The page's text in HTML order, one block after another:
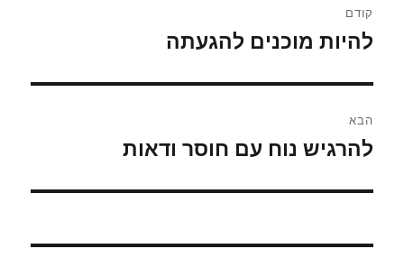
קודם
הפוסט
להיות מוכנים להגעתה
הבא
הפוסט
להרגיש נוח עם חוסר ודאות